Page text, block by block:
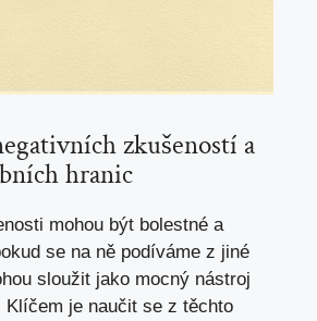
zkušeností a
hranic
mohou být bolestné a
se na ně podíváme z jiné
sloužit jako mocný nástroj
Klíčem je naučit se z těchto